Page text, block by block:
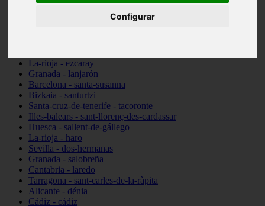
Configurar
Valladolid - fuensaldaña
La-rioja - ezcaray
Granada - lanjarón
Barcelona - santa-susanna
Bizkaia - santurtzi
Santa-cruz-de-tenerife - tacoronte
Illes-balears - sant-llorenç-des-cardassar
Huesca - sallent-de-gállego
La-rioja - haro
Sevilla - dos-hermanas
Granada - salobreña
Cantabria - laredo
Tarragona - sant-carles-de-la-ràpita
Alicante - dénia
Cádiz - cádiz